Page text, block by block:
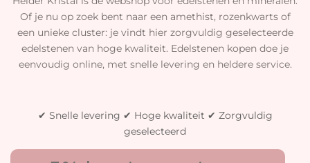
Of je nu op zoek bent naar een amethist, rozenkwarts of
een unieke cluster: je vindt hier zorgvuldig geselecteerde
edelstenen van hoge kwaliteit. Edelstenen kopen doe je
eenvoudig online, met snelle levering en heldere service.
✔ Snelle levering ✔ Hoge kwaliteit ✔ Zorgvuldig
geselecteerd